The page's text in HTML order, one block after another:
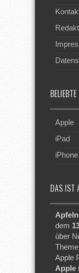
Apple
iPad
iPhone
DAS IST
dem
über
Apple
Apple